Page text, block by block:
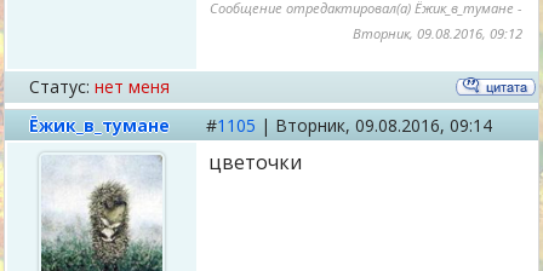
Сообщение отредактировал(а) Ёжик_в_тумане -
Вторник, 09.08.2016, 09:12
Статус: нет меня
Ёжик_в_тумане
#1105 | Вторник, 09.08.2016, 09:14
цветочки